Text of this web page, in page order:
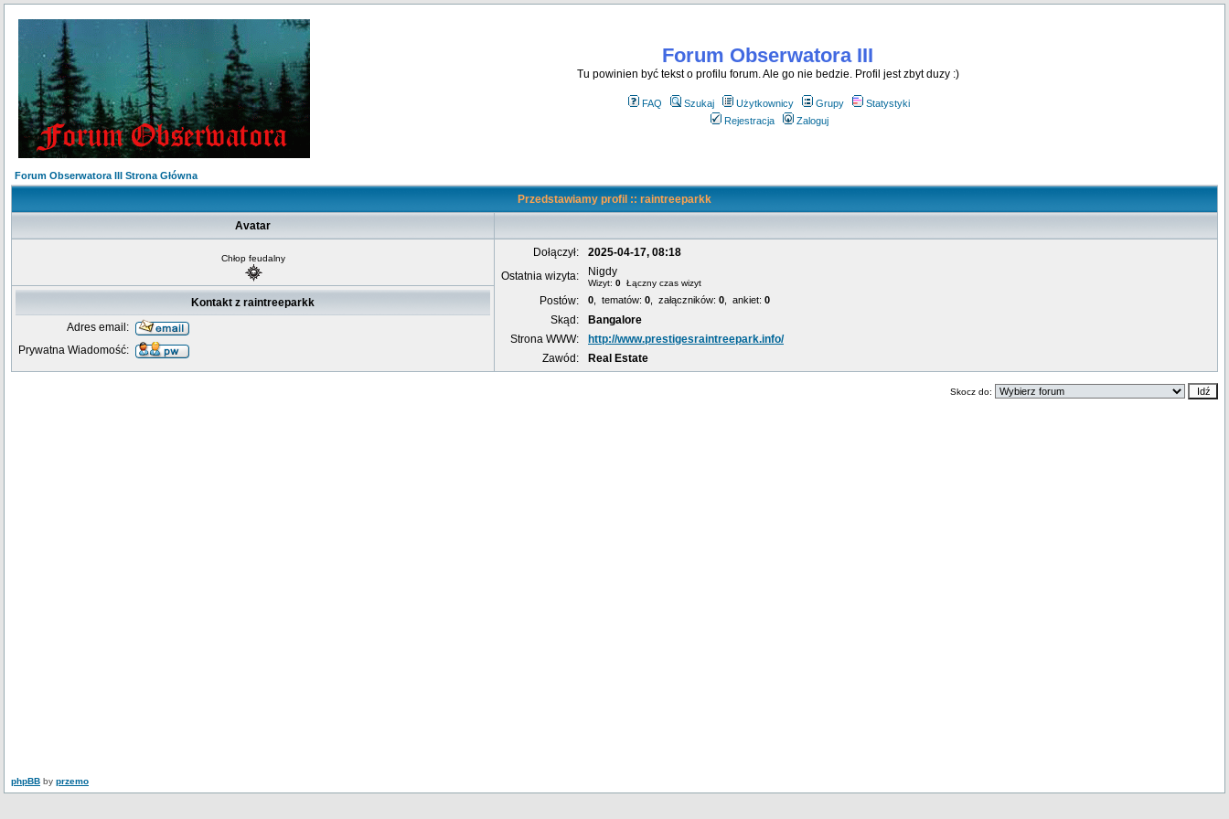
Forum Obserwatora III
Tu powinien być tekst o profilu forum. Ale go nie bedzie. Profil jest zbyt duzy :)
FAQ Szukaj Użytkownicy Grupy
Statystyki
Rejestracja
Zaloguj
Forum Obserwatora III Strona Główna
Przedstawiamy profil :: raintreeparkk
Avatar
Chłop feudalny Dołączył:
2025-04-17, 08:18
Ostatnia wizyta:
Nigdy
Wizyt: 0 Łączny czas wizyt
Postów: 0 , tematów: 0 , załączników: 0 , ankiet: 0
Skąd:
Bangalore
Strona WWW:
http://www.prestigesraintreepark.info/
Zawód:
Real Estate
Kontakt z raintreeparkk
Adres email:
Prywatna Wiadomość:
Skocz do:
phpBB by przemo